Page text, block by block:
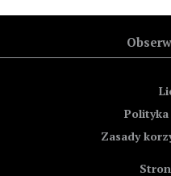
Zasady